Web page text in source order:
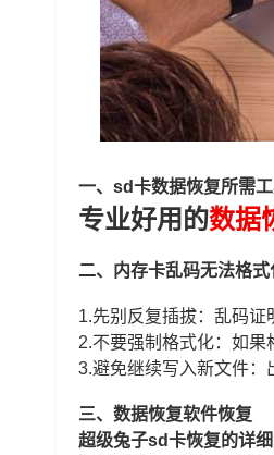
一、sd卡数据恢复所需工
专业好用的数据
二、内存卡乱码无法格式
1.先别反复插拔：乱码
2.不要强制格式化：如
3.避免继续写入新文件：
三、数据恢复软件恢复
超级兔子sd卡恢复的详细